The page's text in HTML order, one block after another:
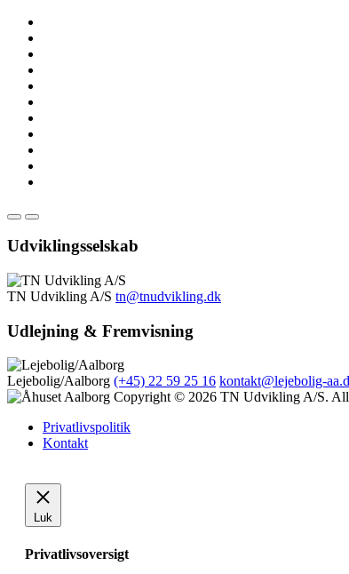
Udviklingsselskab
TN Udvikling A/S tn@tnudvikling.dk
Udlejning & Fremvisning
Lejebolig/Aalborg (+45) 22 59 25 16 kontakt@lejebolig-
Copyright © 2026 TN Udvikling A/S.
Privatlivspolitik
Kontakt
Luk
Privatlivsoversigt